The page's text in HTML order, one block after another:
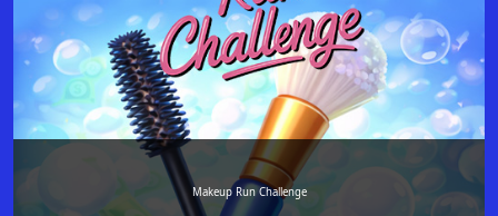
Makeup Run Challenge